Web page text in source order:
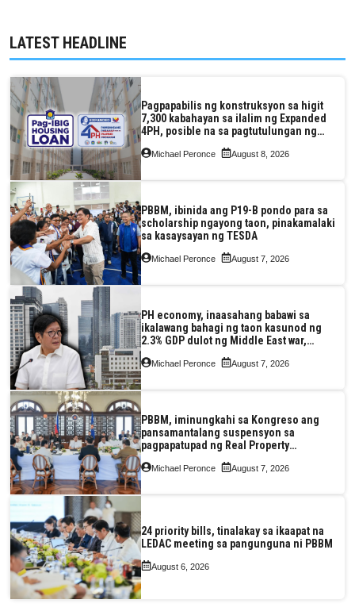
LATEST HEADLINE
Pagpapabilis ng konstruksyon sa higit
7,300 kabahayan sa ilalim ng Expanded
4PH, posible na sa pagtutulungan ng
Pag-IBIG at P.A. Alvarez
Michael Peronce August 8, 2026
PBBM, ibinida ang P19-B pondo para sa
scholarship ngayong taon, pinakamalaki
sa kasaysayan ng TESDA
Michael Peronce August 7, 2026
PH economy, inaasahang babawi sa
ikalawang bahagi ng taon kasunod ng
2.3% GDP dulot ng Middle East war,
pagkaantala ng public construction
Michael Peronce August 7, 2026
PBBM, iminungkahi sa Kongreso ang
pansamantalang suspensyon sa
pagpapatupad ng Real Property
Valuation and Assessment Reform Act
Michael Peronce August 7, 2026
24 priority bills, tinalakay sa ikaapat na
LEDAC meeting sa pangunguna ni PBBM
August 6, 2026